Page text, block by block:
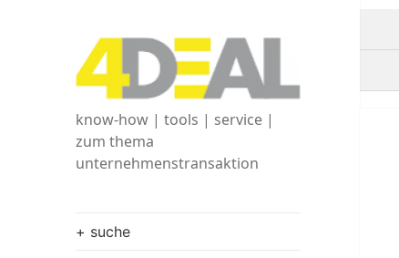
know-how | tools | service |
zum thema
unternehmenstransaktion
+ suche